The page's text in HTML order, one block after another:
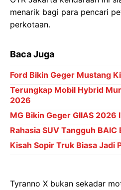
menarik bagi para pencari
perkotaan.
Baca Juga
Ford Bikin Geger Mustang
Terungkap Mobil Hybrid
2026
MG Bikin Geger GIIAS
Rahasia SUV Tangguh
Kisah Sopir Truk Biasa Jadi
Tyranno X bukan sekadar